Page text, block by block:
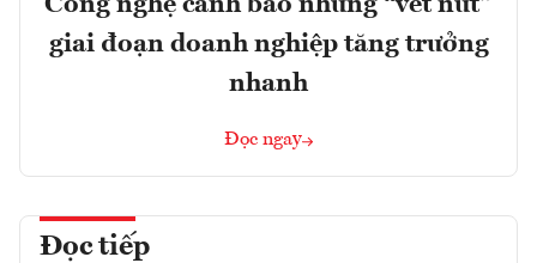
giai đoạn doanh nghiệp tăng trưởng
nhanh
Đọc ngay
Đọc tiếp